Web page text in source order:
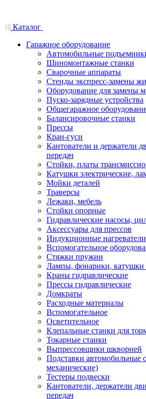
Каталог
Гаражное оборудование
Автомобильные
Шиномонтажные станки
Сварочные аппараты
Стенды экспресс-замены
Оборудование для замены
Пуско-зарядные устройства
Общегаражное
Балансировочные станки
Прессы
Кран-гуси
Кантователи и держатели
передач
Стойки, платы
Катушки электрические,
Мойки деталей
Траверсы
Лежаки, мебель
Стойки опорные
Гидравлические насосы,
Аксессуары для прессов
Индукционные нагреватели
Вспомогательное
Стяжки пружин
Лампы, фонарики, катушки
Краны гидравлические
Прессы гидравлические
Домкраты
Расходные материалы
Вспомогательное
Осветительное
Клепальные станки для
Токарные станки
Выпрессовщики шкворней
Подставки автомобильные
механические)
Тестеры подвески
Кантователи, держатели
передач